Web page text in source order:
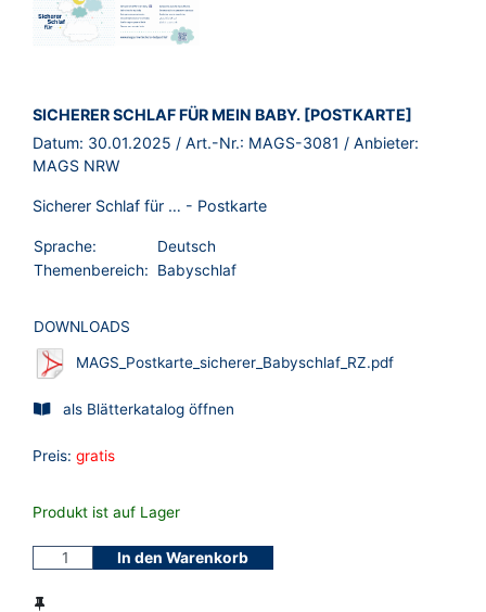
BROSCHÜRE:
SICHERER SCHLAF FÜR MEIN BABY. [POSTKARTE]
Datum: 30.01.2025 / Art.-Nr.: MAGS-3081 / Anbieter:
MAGS NRW
Sicherer Schlaf für … - Postkarte
Sprache:
Deutsch
Themenbereich:
Babyschlaf
DOWNLOADS
MAGS_Postkarte_sicherer_Babyschlaf_RZ.pdf
als Blätterkatalog öffnen
Preis: gratis
Produkt ist auf Lager
In den Warenkorb